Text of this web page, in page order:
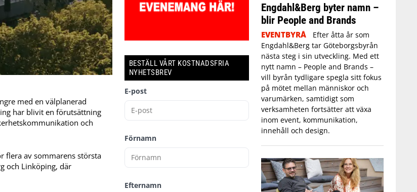
med en välplanerad
har blivit en förutsättning
och
flera av sommarens största
och Linköping, där
BESTÄLL VÅRT KOSTNADSFRIA
NYHETSBREV
E-post
Förnamn
Efternamn
Engdahl&Berg byter namn –
blir People and Brands
EVENTBYRÅ
Efter åtta år som
Engdahl&Berg tar Göteborgsbyrån
nästa steg i sin utveckling. Med ett
nytt namn – People and Brands –
vill byrån tydligare spegla sitt fokus
på mötet mellan människor och
varumärken, samtidigt som
verksamheten fortsätter att växa
inom event, kommunikation,
innehåll och design.